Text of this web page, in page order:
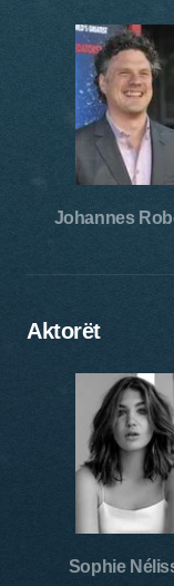
Johannes
Aktorët
Sophie